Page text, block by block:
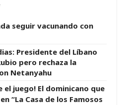
seguir vacunando con
Presidente del Líbano
pero rechaza la
Netanyahu
el juego! El dominicano que
“La Casa de los Famosos